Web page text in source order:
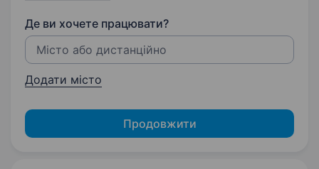
Де ви хочете працювати?
Додати місто
Продовжити